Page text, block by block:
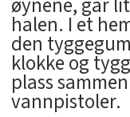
halen. I et
den
klokke og
plass
vannpistoler.